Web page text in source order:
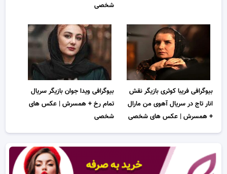
شخصی
بیوگرافی فریبا کوثری بازیگر نقش
انار تاج در سریال آهوی من مارال
+ همسرش | عکس های شخصی
بیوگرافی ویدا جوان بازیگر سریال
تمام رخ + همسرش | عکس های
شخصی